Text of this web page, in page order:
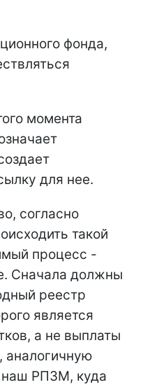
фонда,
момента
для нее.
согласно
такой
процесс -
Сначала должны
реестр
является
а не выплаты
аналогичную
наш РПЗМ, куда